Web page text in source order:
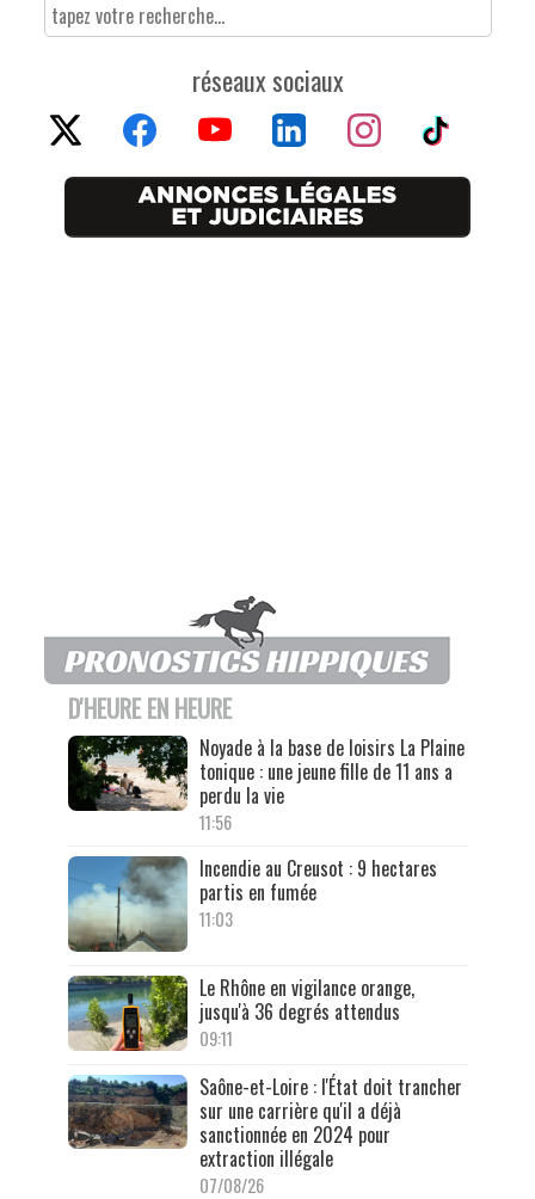
réseaux sociaux
D'HEURE EN HEURE
Noyade à la base de loisirs La Plaine
tonique : une jeune fille de 11 ans a
perdu la vie
11:56
Incendie au Creusot : 9 hectares
partis en fumée
11:03
Le Rhône en vigilance orange,
jusqu'à 36 degrés attendus
09:11
Saône-et-Loire : l'État doit trancher
sur une carrière qu'il a déjà
sanctionnée en 2024 pour
extraction illégale
07/08/26